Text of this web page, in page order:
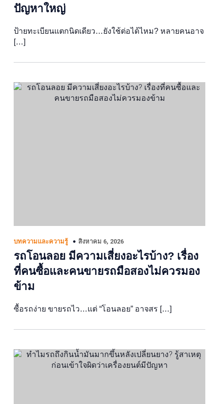
ปัญหาใหญ่
ป้ายทะเบียนแตกนิดเดียว…ยังใช้ต่อได้ไหม? หลายคนอาจ
[…]
บทความและความรู้ สิงหาคม 6, 2026
รถโอนลอย มีความเสี่ยงอะไรบ้าง? เรื่อง
ที่คนซื้อและคนขายรถมือสองไม่ควรมอง
ข้าม
ซื้อรถง่าย ขายรถไว…แต่ “โอนลอย” อาจสร […]